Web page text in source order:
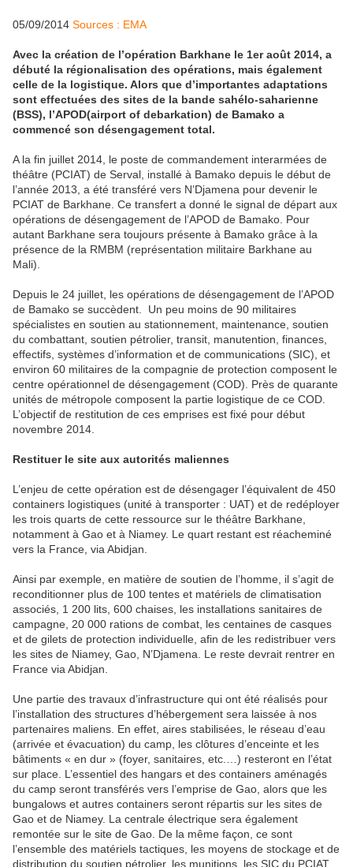
05/09/2014 Sources : EMA
Avec la création de l’opération Barkhane le 1er août 2014, a
débuté la régionalisation des opérations, mais également
celle de la logistique. Alors que d’importantes adaptations
sont effectuées des sites de la bande sahélo-saharienne
(BSS), l’APOD(airport of debarkation) de Bamako a
commencé son désengagement total.
A la fin juillet 2014, le poste de commandement interarmées de
théâtre (PCIAT) de Serval, installé à Bamako depuis le début de
l’année 2013, a été transféré vers N’Djamena pour devenir le
PCIAT de Barkhane. Ce transfert a donné le signal de départ aux
opérations de désengagement de l’APOD de Bamako. Pour
autant Barkhane sera toujours présente à Bamako grâce à la
présence de la RMBM (représentation militaire Barkhane au
Mali).
Depuis le 24 juillet, les opérations de désengagement de l’APOD
de Bamako se succèdent. Un peu moins de 90 militaires
spécialistes en soutien au stationnement, maintenance, soutien
du combattant, soutien pétrolier, transit, manutention, finances,
effectifs, systèmes d’information et de communications (SIC), et
environ 60 militaires de la compagnie de protection composent le
centre opérationnel de désengagement (COD). Près de quarante
unités de métropole composent la partie logistique de ce COD.
L’objectif de restitution de ces emprises est fixé pour début
novembre 2014.
Restituer le site aux autorités maliennes
L’enjeu de cette opération est de désengager l’équivalent de 450
containers logistiques (unité à transporter : UAT) et de redéployer
les trois quarts de cette ressource sur le théâtre Barkhane,
notamment à Gao et à Niamey. Le quart restant est réacheminé
vers la France, via Abidjan.
Ainsi par exemple, en matière de soutien de l’homme, il s’agit de
reconditionner plus de 100 tentes et matériels de climatisation
associés, 1 200 lits, 600 chaises, les installations sanitaires de
campagne, 20 000 rations de combat, les centaines de casques
et de gilets de protection individuelle, afin de les redistribuer vers
les sites de Niamey, Gao, N’Djamena. Le reste devrait rentrer en
France via Abidjan.
Une partie des travaux d’infrastructure qui ont été réalisés pour
l’installation des structures d’hébergement sera laissée à nos
partenaires maliens. En effet, aires stabilisées, le réseau d’eau
(arrivée et évacuation) du camp, les clôtures d’enceinte et les
bâtiments « en dur » (foyer, sanitaires, etc.…) resteront en l’état
sur place. L’essentiel des hangars et des containers aménagés
du camp seront transférés vers l’emprise de Gao, alors que les
bungalows et autres containers seront répartis sur les sites de
Gao et de Niamey. La centrale électrique sera également
remontée sur le site de Gao. De la même façon, ce sont
l’ensemble des matériels tactiques, les moyens de stockage et de
distribution du soutien pétrolier, les munitions, les SIC du PCIAT,